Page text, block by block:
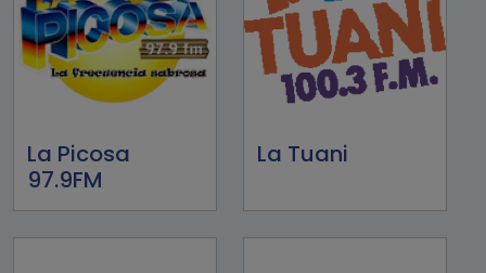
La Picosa
97.9FM
La Tuani